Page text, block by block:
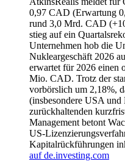
0,97 CAD (Erwartung
rund 3,0 Mrd. CAD
stieg auf ein
Unternehmen hob die
Nukleargeschäft 2026
erwartet für 2026 einen
Mio. CAD. Trotz der
vorbörslich um 2,18%,
(insbesondere USA und
zurückhaltenden
Management betont
Kapitalrückführungen
auf de.investing.com